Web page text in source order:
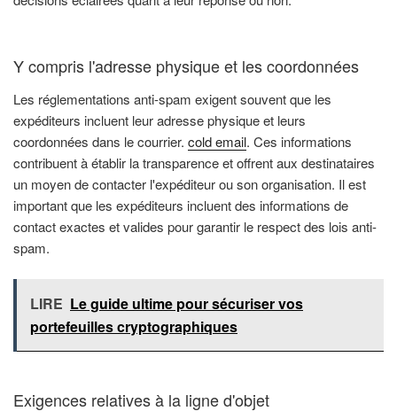
Y compris l'adresse physique et les coordonnées
Les réglementations anti-spam exigent souvent que les
expéditeurs incluent leur adresse physique et leurs
coordonnées dans le courrier. cold email. Ces informations
contribuent à établir la transparence et offrent aux destinataires
un moyen de contacter l'expéditeur ou son organisation. Il est
important que les expéditeurs incluent des informations de
contact exactes et valides pour garantir le respect des lois anti-
spam.
LIRE Le guide ultime pour sécuriser vos
portefeuilles cryptographiques
Exigences relatives à la ligne d'objet